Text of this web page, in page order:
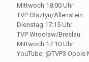
Mittwoch 18:00 Uhr
TVP Olsztyn/Allenstein
Dienstag 17:15 Uhr
TVP Wrocław/Breslau
Mittwoch 17:10 Uhr
YouTube: @TVP3